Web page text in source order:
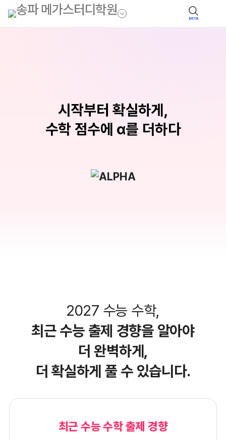
BETA
시작부터 확실하게,
수학 점수에 α를 더하다
2027 수능 수학,
최근 수능 출제 경향을 알아야
더 완벽하게,
더 확실하게 풀 수 있습니다.
최근 수능 수학 출제 경향